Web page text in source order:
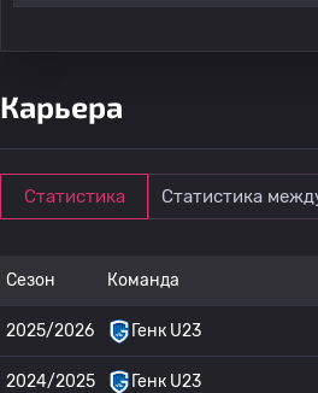
Карьера
Статистика Статистика
Сезон Команда
2025/2026 Генк U23
2024/2025 Генк U23